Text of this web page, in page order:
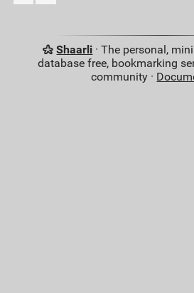
Shaarli · The personal,
database free, bookmarking
community ·